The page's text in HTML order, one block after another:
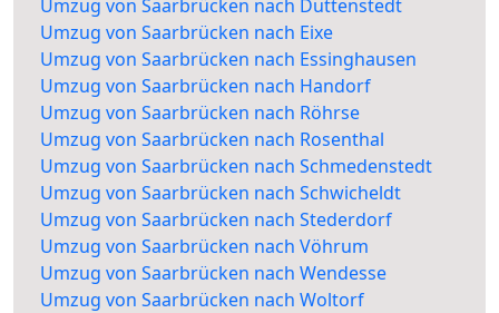
Umzug von Saarbrücken nach Duttenstedt
Umzug von Saarbrücken nach Eixe
Umzug von Saarbrücken nach Essinghausen
Umzug von Saarbrücken nach Handorf
Umzug von Saarbrücken nach Röhrse
Umzug von Saarbrücken nach Rosenthal
Umzug von Saarbrücken nach Schmedenstedt
Umzug von Saarbrücken nach Schwicheldt
Umzug von Saarbrücken nach Stederdorf
Umzug von Saarbrücken nach Vöhrum
Umzug von Saarbrücken nach Wendesse
Umzug von Saarbrücken nach Woltorf